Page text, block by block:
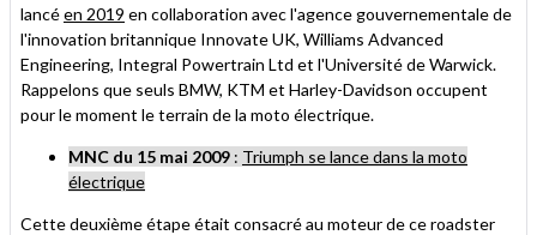
lancéen 2019 en collaboration avec l'agence gouvernementale de
l'innovation britannique Innovate UK, Williams Advanced
Engineering, Integral Powertrain Ltd et l'Université de Warwick.
Rappelons que seuls BMW, KTM et Harley-Davidson occupent
pour le moment le terrain de la moto électrique.
MNC du 15 mai 2009 : Triumph se lance dans la moto
électrique
Cette deuxième étape était consacré au moteur de ce roadster